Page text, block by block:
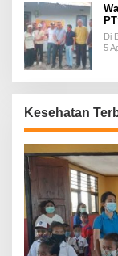
Di
5
Kesehatan